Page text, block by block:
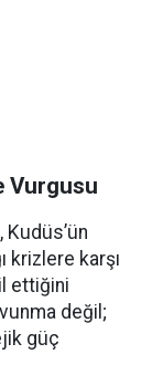
Vurgusu
Kudüs’ün
krizlere karşı
ettiğini
değil;
güç